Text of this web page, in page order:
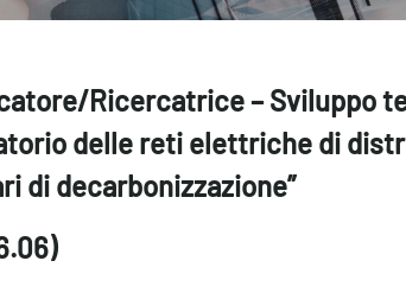
Ricercatrice – Sviluppo
delle reti elettriche di
di decarbonizzazione”